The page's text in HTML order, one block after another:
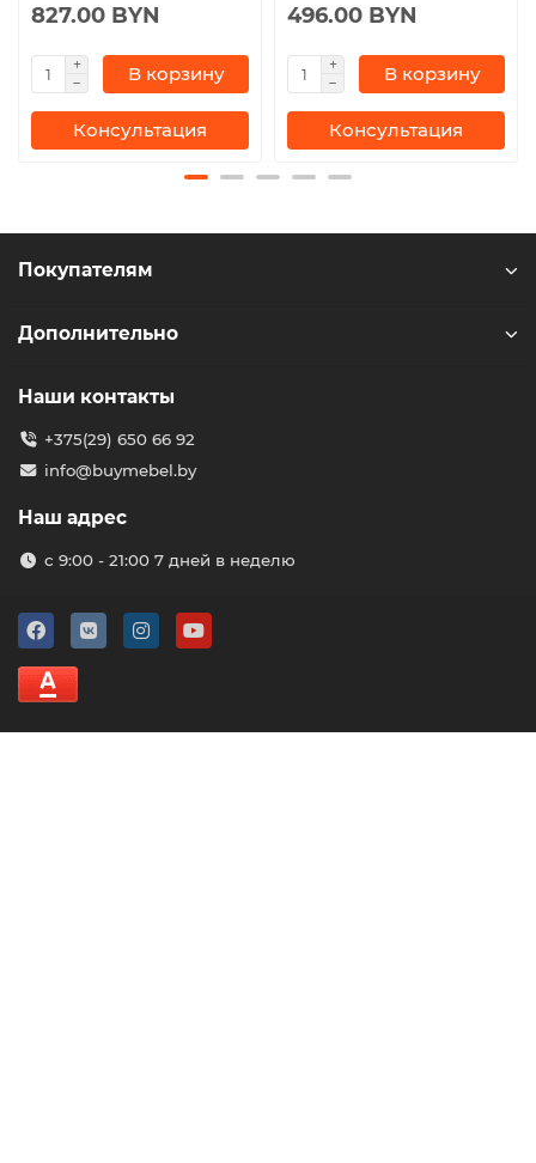
827.00 BYN
В корзину
Консультация
496.00 BYN
В корзину
Консультация
Покупателям
Дополнительно
Наши контакты
+375(29) 650 66 92
info@buymebel.by
Наш адрес
с 9:00 - 21:00 7 дней в неделю